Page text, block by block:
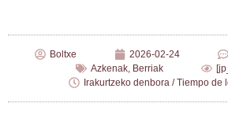
Boltxe 2026-02-24
Azkenak, Berriak
Irakurtzeko denbora / Tiempo de